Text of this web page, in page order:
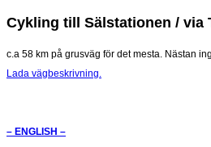
Cykling till Sälstationen / via
c.a 58 km på grusväg för det mesta. Nästan
Lada vägbeskrivning.
– ENGLISH –